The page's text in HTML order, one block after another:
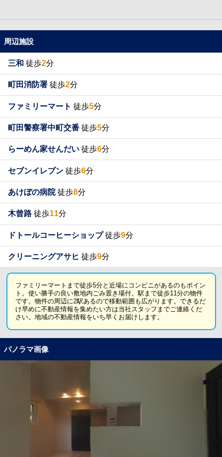
周辺施設
三和 徒歩2分
町田消防署 徒歩2分
ファミリーマート 徒歩5分
町田警察署中町交番 徒歩5分
らーめん家せんだい 徒歩6分
セブンイレブン 徒歩6分
あけぼの病院徒歩8分
木曾路 徒歩11分
ドトールコーヒーショップ徒歩9分
クリーニングアサヒ 徒歩9分
ファミリーマートまで徒歩5分と近場にコンビニがあるのもポイン
ト。使い勝手の良い敷地内ごみ置き場付。駅まで徒歩11分の物件
です。物件の周辺に2駅あるので移動範囲も広がります。できるだ
け早めに不動産情報を集めたい方は当社スタッフまでご連絡くだ
さい。地域の不動産情報をいち早くお届けします。
パノラマ画像